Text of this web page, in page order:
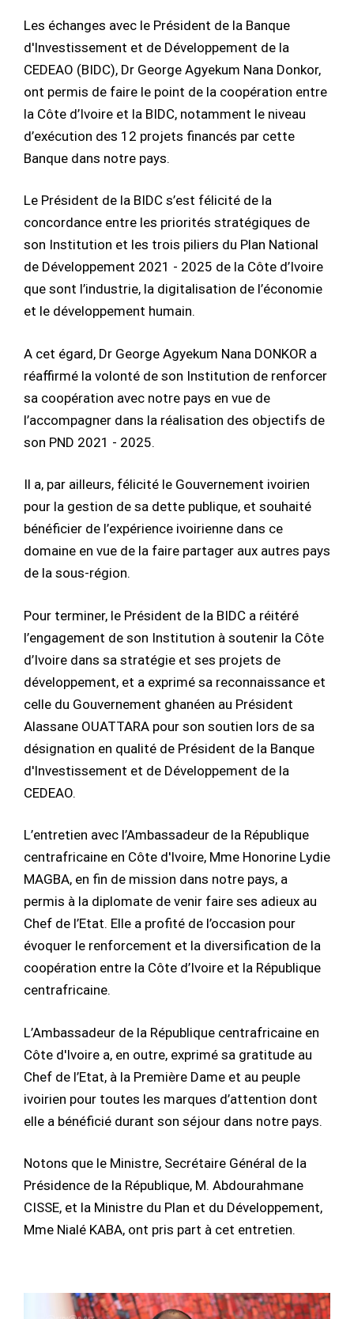
Les échanges avec le Président de la Banque
d'Investissement et de Développement de la
CEDEAO (BIDC), Dr George Agyekum Nana Donkor,
ont permis de faire le point de la coopération entre
la Côte d’Ivoire et la BIDC, notamment le niveau
d’exécution des 12 projets financés par cette
Banque dans notre pays.
Le Président de la BIDC s’est félicité de la
concordance entre les priorités stratégiques de
son Institution et les trois piliers du Plan National
de Développement 2021 - 2025 de la Côte d’Ivoire
que sont l’industrie, la digitalisation de l’économie
et le développement humain.
A cet égard, Dr George Agyekum Nana DONKOR a
réaffirmé la volonté de son Institution de renforcer
sa coopération avec notre pays en vue de
l’accompagner dans la réalisation des objectifs de
son PND 2021 - 2025.
Il a, par ailleurs, félicité le Gouvernement ivoirien
pour la gestion de sa dette publique, et souhaité
bénéficier de l’expérience ivoirienne dans ce
domaine en vue de la faire partager aux autres pays
de la sous-région.
Pour terminer, le Président de la BIDC a réitéré
l’engagement de son Institution à soutenir la Côte
d’Ivoire dans sa stratégie et ses projets de
développement, et a exprimé sa reconnaissance et
celle du Gouvernement ghanéen au Président
Alassane OUATTARA pour son soutien lors de sa
désignation en qualité de Président de la Banque
d'Investissement et de Développement de la
CEDEAO.
L’entretien avec l’Ambassadeur de la République
centrafricaine en Côte d'Ivoire, Mme Honorine Lydie
MAGBA, en fin de mission dans notre pays, a
permis à la diplomate de venir faire ses adieux au
Chef de l’Etat. Elle a profité de l’occasion pour
évoquer le renforcement et la diversification de la
coopération entre la Côte d’Ivoire et la République
centrafricaine.
L’Ambassadeur de la République centrafricaine en
Côte d'Ivoire a, en outre, exprimé sa gratitude au
Chef de l’Etat, à la Première Dame et au peuple
ivoirien pour toutes les marques d’attention dont
elle a bénéficié durant son séjour dans notre pays.
Notons que le Ministre, Secrétaire Général de la
Présidence de la République, M. Abdourahmane
CISSE, et la Ministre du Plan et du Développement,
Mme Nialé KABA, ont pris part à cet entretien.